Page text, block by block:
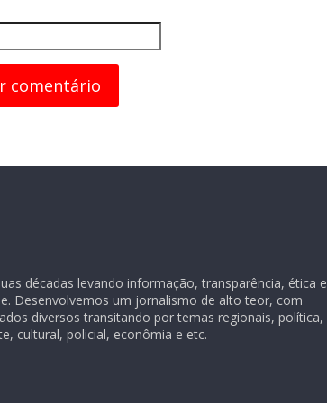
décadas levando informação, transparência, ética e
Desenvolvemos um jornalismo de alto teor, com
diversos transitando por temas regionais, política,
cultural, policial, econômia e etc.